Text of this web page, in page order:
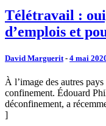
Télétravail :
d’emplois et
David Marguerit - 4 mai
À l’image des autres
confinement. Édouard
déconfinement, a
]